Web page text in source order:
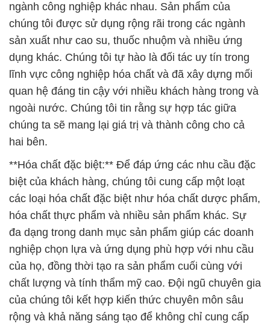
ngành công nghiệp khác nhau. Sản phẩm của
chúng tôi được sử dụng rộng rãi trong các ngành
sản xuất như cao su, thuốc nhuộm và nhiều ứng
dụng khác. Chúng tôi tự hào là đối tác uy tín trong
lĩnh vực công nghiệp hóa chất và đã xây dựng mối
quan hệ đáng tin cậy với nhiều khách hàng trong và
ngoài nước. Chúng tôi tin rằng sự hợp tác giữa
chúng ta sẽ mang lại giá trị và thành công cho cả
hai bên.
**Hóa chất đặc biệt:** Để đáp ứng các nhu cầu đặc
biệt của khách hàng, chúng tôi cung cấp một loạt
các loại hóa chất đặc biệt như hóa chất dược phẩm,
hóa chất thực phẩm và nhiều sản phẩm khác. Sự
đa dạng trong danh mục sản phẩm giúp các doanh
nghiệp chọn lựa và ứng dụng phù hợp với nhu cầu
của họ, đồng thời tạo ra sản phẩm cuối cùng với
chất lượng và tính thẩm mỹ cao. Đội ngũ chuyên gia
của chúng tôi kết hợp kiến thức chuyên môn sâu
rộng và khả năng sáng tạo để không chỉ cung cấp